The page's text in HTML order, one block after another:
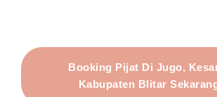
Booking Pijat Di Jugo,
Kabupaten Blitar